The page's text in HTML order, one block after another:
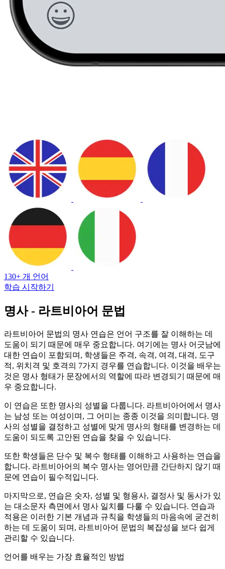
130+ 개 언어
학습 시작하기
명사 - 라트비아어 문법
라트비아어 문법의 명사 연습은 언어 구조를 잘 이해하는 데
도움이 되기 때문에 매우 중요합니다. 여기에는 명사 어긋남에
대한 연습이 포함되며, 학생들은 주격, 속격, 여격, 대격, 도구
적, 위치격 및 호격의 7가지 경우를 연습합니다. 이것을 배우는
것은 명사 형태가 문장에서의 역할에 따라 변경되기 때문에 매
우 중요합니다.
이 연습은 또한 명사의 성별을 다룹니다. 라트비아어에서 명사
는 남성 또는 여성이며, 그 어미는 종종 이것을 의미합니다. 명
사의 성별을 결정하고 성별에 맞게 명사의 형태를 변경하는 데
도움이 되도록 고안된 연습을 찾을 수 있습니다.
또한 학생들은 단수 및 복수 형태를 이해하고 사용하는 연습을
합니다. 라트비아어의 복수 명사는 영어만큼 간단하지 않기 때
문에 연습이 필수적입니다.
마지막으로, 연습은 숫자, 성별 및 형용사, 결정사 및 동사가 있
는 대소문자 측면에서 명사 일치를 다룰 수 있습니다. 연습과
적용은 이러한 기본 개념과 규칙을 학생들의 마음속에 굳건히
하는 데 도움이 되며, 라트비아어 문법의 복잡성을 보다 쉽게
관리할 수 있습니다.
언어를 배우는 가장 효율적인 방법